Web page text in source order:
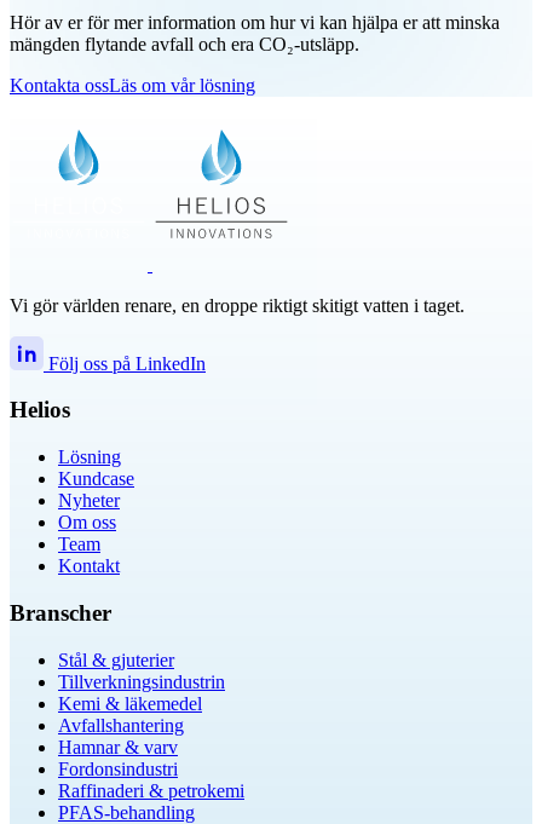
Hör av er för mer information om hur vi kan hjälpa er att minska
mängden flytande avfall och era CO₂-utsläpp.
Kontakta ossLäs om vår lösning
Vi gör världen renare, en droppe riktigt skitigt vatten i taget.
Följ oss på LinkedIn
Helios
Lösning
Kundcase
Nyheter
Om oss
Team
Kontakt
Branscher
Stål & gjuterier
Tillverkningsindustrin
Kemi & läkemedel
Avfallshantering
Hamnar & varv
Fordonsindustri
Raffinaderi & petrokemi
PFAS-behandling